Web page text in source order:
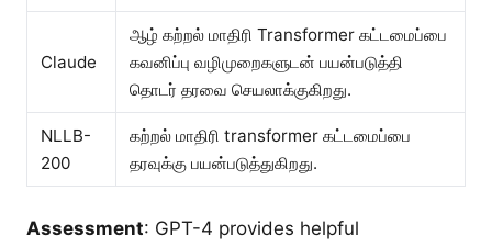
Claude
ஆழ் கற்றல் மாதிரி Transformer கட்டமைப்பை
கவனிப்பு வழிமுறைகளுடன் பயன்படுத்தி
தொடர் தரவை செயலாக்குகிறது.
NLLB-
200
கற்றல் மாதிரி transformer கட்டமைப்பை
தரவுக்கு பயன்படுத்துகிறது.
Assessment: GPT-4 provides helpful